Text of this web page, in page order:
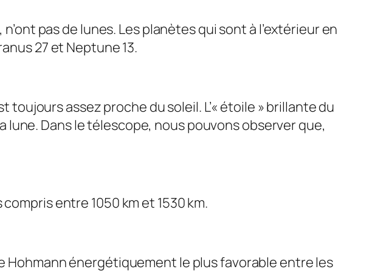
pas de lunes. Les planètes qui sont à l’extérieur en
27 et Neptune 13.
assez proche du soleil. L’« étoile » brillante du
Dans le télescope, nous pouvons observer que,
entre 1050 km et 1530 km.
énergétiquement le plus favorable entre les